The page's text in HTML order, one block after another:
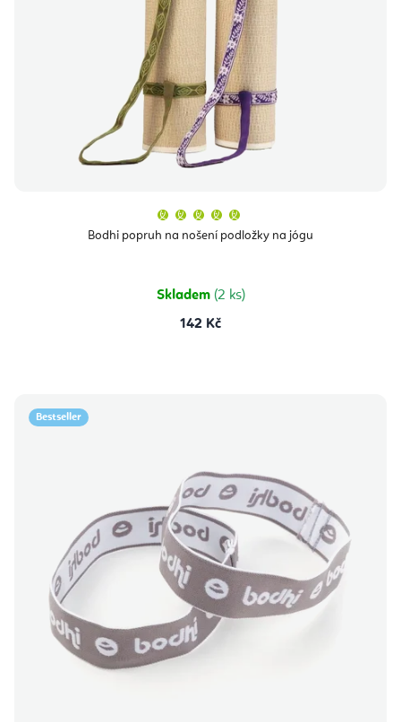
Bodhi popruh na nošení podložky na jógu
produktu
je
hvězdiček.
Skladem (2 ks)
142 Kč
Bestseller